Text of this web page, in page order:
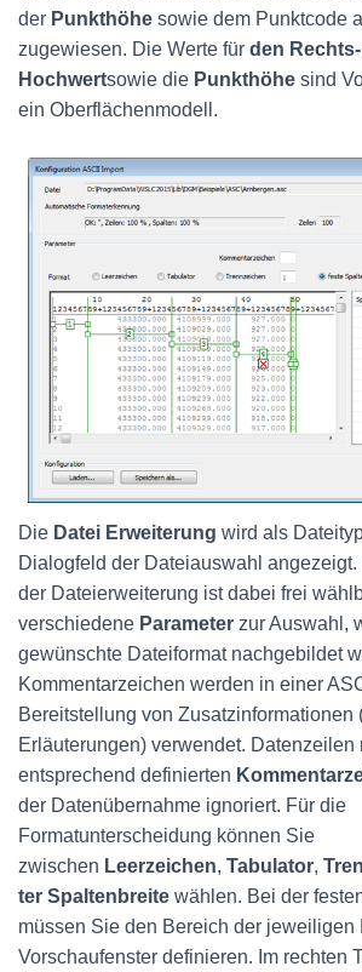
der Punkthöhe sowie dem Punktcode
zugewiesen. Die Werte für den
Hochwertsowie die Punkthöhe sind
ein Oberflächenmodell.
Die Datei Erweiterung wird als
Dialogfeld der Dateiauswahl
der Dateierweiterung ist dabei frei
verschiedene Parameter zur Auswahl,
gewünschte Dateiformat nachgebildet
Kommentarzeichen werden in einer
Bereitstellung von Zusatzinformationen
Erläuterungen) verwendet. Datenzeilen
entsprechend definierten
der Datenübernahme ignoriert. Für die
Formatunterscheidung können Sie
zwischen Leerzeichen, Tabulator,
ter Spaltenbreite wählen. Bei der
müssen Sie den Bereich der jeweiligen
Vorschaufenster definieren. Im rechten